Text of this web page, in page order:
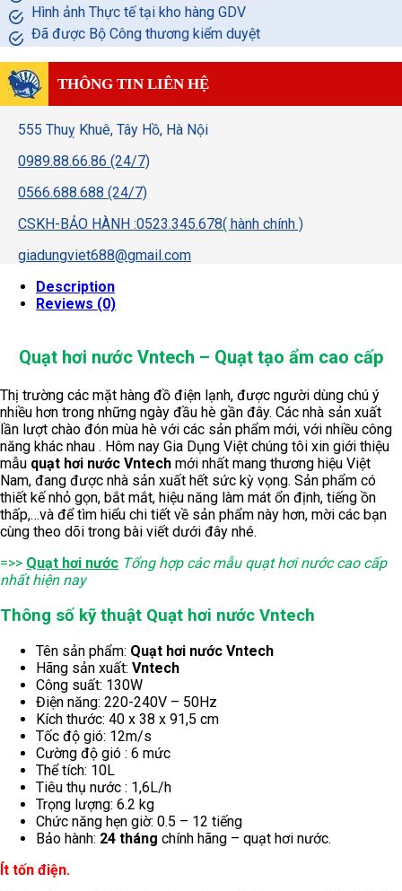
Hình ảnh Thực tế tại kho hàng GDV
Đã được Bộ Công thương kiểm duyệt
THÔNG TIN LIÊN HỆ
555 Thuỵ Khuê, Tây Hồ, Hà Nội
0989.88.66.86 (24/7)
0566.688.688 (24/7)
CSKH-BẢO HÀNH :0523.345.678( hành chính )
giadungviet688@gmail.com
Description
Reviews (0)
Quạt hơi nước Vntech – Quạt tạo ẩm cao cấp
Thị trường các mặt hàng đồ điện lạnh, được người dùng chú ý
nhiều hơn trong những ngày đầu hè gần đây. Các nhà sản xuất
lần lượt chào đón mùa hè với các sản phẩm mới, với nhiều công
năng khác nhau . Hôm nay Gia Dụng Việt chúng tôi xin giới thiệu
mẫu quạt hơi nước Vntech mới nhất mang thương hiệu Việt
Nam, đang được nhà sản xuất hết sức kỳ vọng. Sản phẩm có
thiết kế nhỏ gọn, bắt mắt, hiệu năng làm mát ổn định, tiếng ồn
thấp,…và để tìm hiểu chi tiết về sản phẩm này hơn, mời các bạn
cùng theo dõi trong bài viết dưới đây nhé.
=>> Quạt hơi nước Tổng hợp các mẫu quạt hơi nước cao cấp
nhất hiện nay
Thông số kỹ thuật Quạt hơi nước Vntech
Tên sản phẩm: Quạt hơi nước Vntech
Hãng sản xuất: Vntech
Công suất: 130W
Điện năng: 220-240V – 50Hz
Kích thước: 40 x 38 x 91,5 cm
Tốc độ gió: 12m/s
Cường độ gió : 6 mức
Thể tích: 10L
Tiêu thụ nước : 1,6L/h
Trọng lượng: 6.2 kg
Chức năng hẹn giờ: 0.5 – 12 tiếng
Bảo hành: 24 tháng chính hãng – quạt hơi nước.
Ít tốn điện.